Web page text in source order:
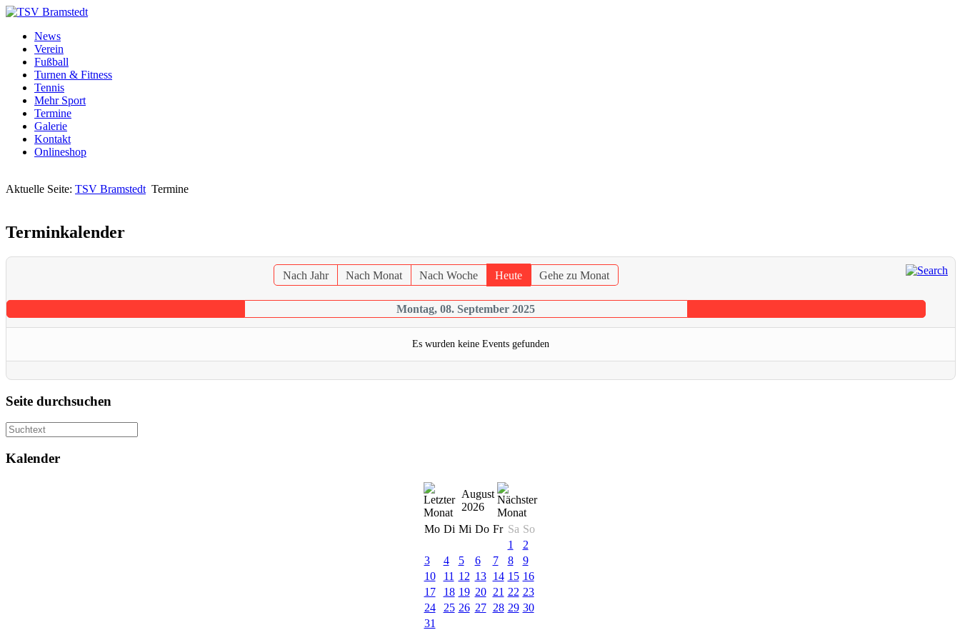
News
Verein
Fußball
Turnen & Fitness
Tennis
Mehr Sport
Termine
Galerie
Kontakt
Onlineshop
Aktuelle Seite: TSV Bramstedt Termine
Terminkalender
Nach Jahr Nach Monat Nach Woche Heute Gehe zu Monat
Montag, 08. September 2025
Es wurden keine Events gefunden
Seite durchsuchen
Kalender
August
2026
Mo Di Mi Do Fr Sa So
1
2
3
4 5 6 7 8
9
10
11 12 13 14 15 16
17
18 19 20 21 22 23
24
25 26 27 28 29 30
31